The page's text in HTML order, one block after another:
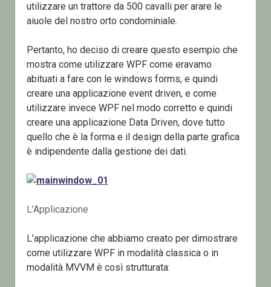
utilizzare un trattore da 500 cavalli per arare le
aiuole del nostro orto condominiale.
Pertanto, ho deciso di creare questo esempio che
mostra come utilizzare WPF come eravamo
abituati a fare con le windows forms, e quindi
creare una applicazione event driven, e come
utilizzare invece WPF nel modo corretto e quindi
creare una applicazione Data Driven, dove tutto
quello che è la forma e il design della parte grafica
è indipendente dalla gestione dei dati.
L’Applicazione
L’applicazione che abbiamo creato per dimostrare
come utilizzare WPF in modalità classica o in
modalità MVVM è così strutturata: